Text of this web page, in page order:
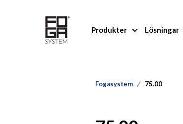
Produkter Lösningar
Fogasystem 75.00